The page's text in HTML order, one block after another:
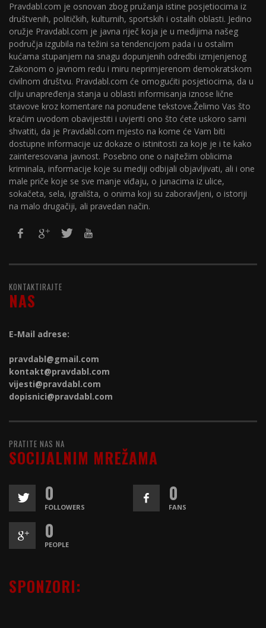
Pravdabl.com je osnovan zbog pružanja istine posjetiocima iz
društvenih, političkih, kulturnih, sportskih i ostalih oblasti. Jedino
oružje Pravdabl.com je javna riječ koja je u medijima našeg
područja izgubila na težini sa tendencijom pada i u ostalim
kućama stupanjem na snagu dopunjenih odredbi izmjenjenog
Zakonom o javnom redu i miru neprimjerenom demokratskom
civilnom društvu. Pravdabl.com će omogućiti posjetiocima, da u
cilju unapređenja stanja u oblasti informisanja iznose lične
stavove kroz komentare na ponuđene tekstove.Želimo Vas što
kraćim uvodom obavijestiti i uvjeriti ono što ćete uskoro sami
shvatiti, da je Pravdabl.com mjesto na kome će Vam biti
dostupne informacije uz dokaze o istinitosti za koje je i te kako
zainteresovana javnost. Posebno one o najtežim oblicima
kriminala, informacije koje su mediji odbijali objavljivati, ali i one
male priče koje se sve manje viđaju, o junacima iz ulice,
sokačeta, sela, igrališta, o onima koji su zaboravljeni, o istoriji
na malo drugačiji, ali pravedan način.
KONTAKTIRAJTE
NAS
E-Mail adrese:
pravdabl@gmail.com
kontakt@pravdabl.com
vijesti@pravdabl.com
dopisnici@pravdabl.com
PRATITE NAS NA
SOCIJALNIM MREŽAMA
0
FOLLOWERS
0
FANS
0
PEOPLE
SPONZORI: